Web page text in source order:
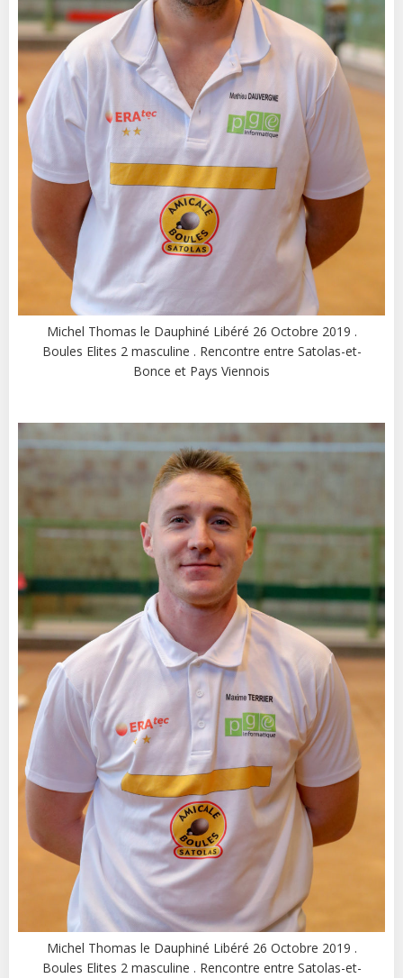
Michel Thomas le Dauphiné Libéré 26 Octobre 2019 .
Boules Elites 2 masculine . Rencontre entre Satolas-et-
Bonce et Pays Viennois
Michel Thomas le Dauphiné Libéré 26 Octobre 2019 .
Boules Elites 2 masculine . Rencontre entre Satolas-et-